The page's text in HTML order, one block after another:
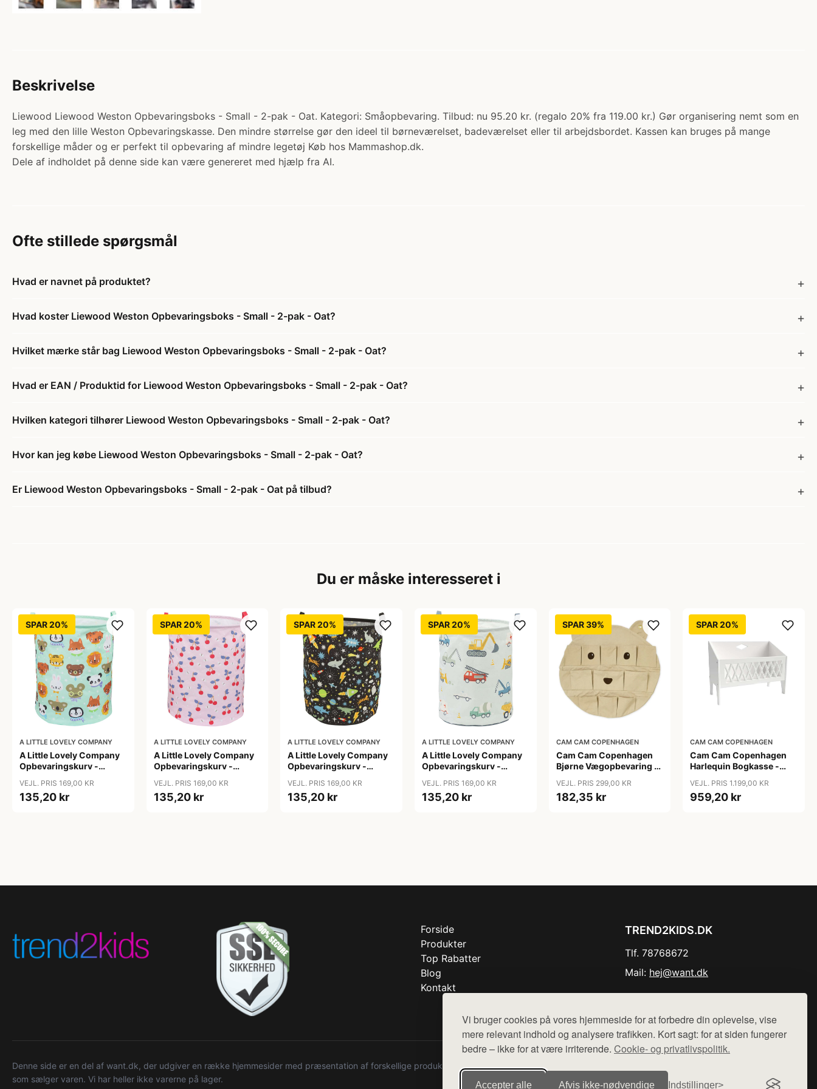
Vi bruger cookies på vores hjemmeside for at forbedre din oplevelse, vise
mere relevant indhold og analysere trafikken. Kort sagt: for at siden fungerer
bedre – ikke for at være irriterende. Cookie- og privatlivspolitik.
Accepter alle Afvis ikke‑nødvendige Indstillinger
Beskrivelse
Liewood Liewood Weston Opbevaringsboks - Small - 2-pak - Oat. Kategori: Småopbevaring. Tilbud: nu 95.20 kr. (regalo 20% fra 119.00 kr.) Gør organisering nemt som en
leg med den lille Weston Opbevaringskasse. Den mindre størrelse gør den ideel til børneværelset, badeværelset eller til arbejdsbordet. Kassen kan bruges på mange
forskellige måder og er perfekt til opbevaring af mindre legetøj Køb hos Mammashop.dk.
Dele af indholdet på denne side kan være genereret med hjælp fra AI.
Ofte stillede spørgsmål
Hvad er navnet på produktet?
Hvad koster Liewood Weston Opbevaringsboks - Small - 2-pak - Oat?
Hvilket mærke står bag Liewood Weston Opbevaringsboks - Small - 2-pak - Oat?
Hvad er EAN / Produktid for Liewood Weston Opbevaringsboks - Small - 2-pak - Oat?
Hvilken kategori tilhører Liewood Weston Opbevaringsboks - Small - 2-pak - Oat?
Hvor kan jeg købe Liewood Weston Opbevaringsboks - Small - 2-pak - Oat?
Er Liewood Weston Opbevaringsboks - Small - 2-pak - Oat på tilbud?
Du er måske interesseret i
SPAR 20%
A LITTLE LOVELY COMPANY
A Little Lovely Company
Opbevaringskurv -
VEJL. PRIS 169,00 KR
135,20 kr
SPAR 20%
A LITTLE LOVELY COMPANY
A Little Lovely Company
Opbevaringskurv -
VEJL. PRIS 169,00 KR
135,20 kr
SPAR 20%
A LITTLE LOVELY COMPANY
A Little Lovely Company
Opbevaringskurv -
VEJL. PRIS 169,00 KR
135,20 kr
SPAR 20%
A LITTLE LOVELY COMPANY
A Little Lovely Company
Opbevaringskurv -
VEJL. PRIS 169,00 KR
135,20 kr
SPAR 39%
CAM CAM COPENHAGEN
Cam Cam Copenhagen
Bjørne Vægopbevaring -
VEJL. PRIS 299,00 KR
182,35 kr
SPAR 20%
CAM CAM COPENHAGEN
Cam Cam Copenhagen
Harlequin Bogkasse -
VEJL. PRIS 1.199,00 KR
959,20 kr
Forside
Produkter
Top Rabatter
Blog
Kontakt
TREND2KIDS.DK
Tlf. 78768672
Mail: hej@want.dk
Denne side er en del af want.dk, der udgiver en række hjemmesider med præsentation af forskellige produkter fra diverse webshops. Der sælges ikke varer fra denne side - vi henviser til de shops,
som sælger varen. Vi har heller ikke varerne på lager.